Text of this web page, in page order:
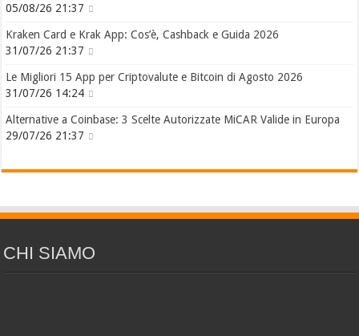
05/08/26 21:37
Kraken Card e Krak App: Cos’è, Cashback e Guida 2026
31/07/26 21:37
Le Migliori 15 App per Criptovalute e Bitcoin di Agosto 2026
31/07/26 14:24
Alternative a Coinbase: 3 Scelte Autorizzate MiCAR Valide in Europa
29/07/26 21:37
CHI SIAMO